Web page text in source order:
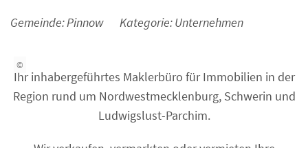
Gemeinde: Pinnow Kategorie: Unternehmen
©
Ihr inhabergeführtes Maklerbüro für Immobilien in der
Region rund um Nordwestmecklenburg, Schwerin und
Ludwigslust-Parchim.